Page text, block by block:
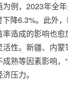
例，2023年全
降6.3%。此外
造成的影响也
性。新疆、内
熟等因素影响
压力。